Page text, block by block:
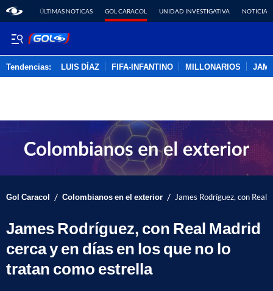
ÚLTIMAS NOTICAS GOL CARACOL UNIDAD INVESTIGATIVA NOTICIAS
Tendencias: LUIS DÍAZ FIFA-INFANTINO MILLONARIOS
Gol Caracol / Colombianos en el exterior / James Rodríguez, con
James Rodríguez, con Real Madrid
cerca y en días en los que no lo
tratan como estrella